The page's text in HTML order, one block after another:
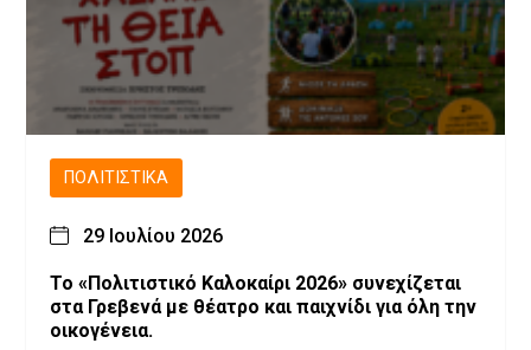
ΠΟΛΙΤΙΣΤΙΚΆ
29 Ιουλίου 2026
Το «Πολιτιστικό Καλοκαίρι 2026» συνεχίζεται
στα Γρεβενά με θέατρο και παιχνίδι για όλη την
οικογένεια.